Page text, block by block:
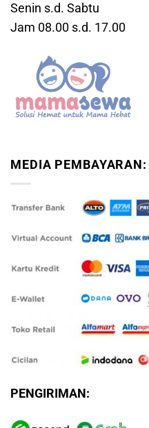
Senin s.d. Sabtu
Jam 08.00 s.d. 17.00
MEDIA PEMBAYARAN:
PENGIRIMAN: